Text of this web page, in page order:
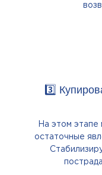
3️⃣
На этом этапе
остаточные